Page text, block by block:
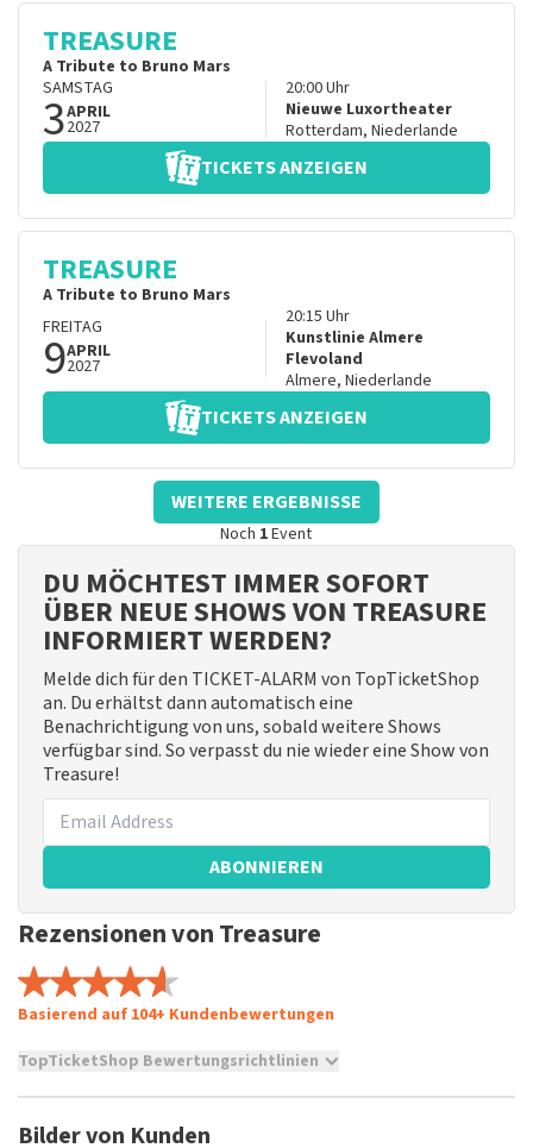
TREASURE
A Tribute to Bruno Mars
SAMSTAG
3APRIL
2027
20:00Uhr
Nieuwe Luxortheater
Rotterdam, Niederlande
TICKETS ANZEIGEN
TREASURE
A Tribute to Bruno Mars
FREITAG
9APRIL
2027
20:15 Uhr
Kunstlinie Almere
Flevoland
Almere, Niederlande
TICKETS ANZEIGEN
WEITERE ERGEBNISSE
Noch 1Event
DU MÖCHTEST IMMER SOFORT
ÜBER NEUE SHOWS VON TREASURE
INFORMIERT WERDEN?
Melde dich für den TICKET-ALARM von TopTicketShop
an. Du erhältst dann automatisch eine
Benachrichtigung von uns, sobald weitere Shows
verfügbar sind. So verpasst du nie wieder eine Show von
Treasure!
ABONNIEREN
Rezensionen von Treasure
Basierend auf 104+ Kundenbewertungen
TopTicketShop Bewertungsrichtlinien
Es ist nicht möglich, eine Bewertung abzugeben, wenn du
Bilder von Kunden